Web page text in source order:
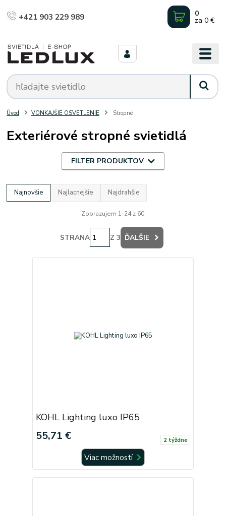
+421 903 229 989 0
za 0 €
Úvod VONKAJŠIE OSVETLENIE Stropné
Exteriérové stropné svietidlá
FILTER PRODUKTOV
Najnovšie Najlacnejšie Najdrahšie
Zobrazujem 1-24 z 60
STRANA Z 3 ĎALŠIE
KOHL Lighting luxo IP65
55,71 € 2 týždne
Viac možností